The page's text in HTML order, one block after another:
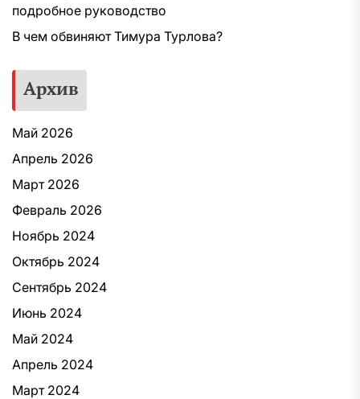
подробное руководство
В чем обвиняют Тимура Турлова?
Архив
Май 2026
Апрель 2026
Март 2026
Февраль 2026
Ноябрь 2024
Октябрь 2024
Сентябрь 2024
Июнь 2024
Май 2024
Апрель 2024
Март 2024